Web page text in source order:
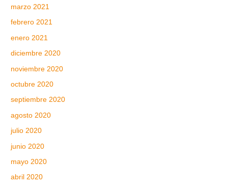
marzo 2021
febrero 2021
enero 2021
diciembre 2020
noviembre 2020
octubre 2020
septiembre 2020
agosto 2020
julio 2020
junio 2020
mayo 2020
abril 2020